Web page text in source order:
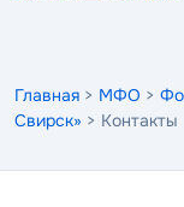
Главная > МФО >
Свирск» > Контакты